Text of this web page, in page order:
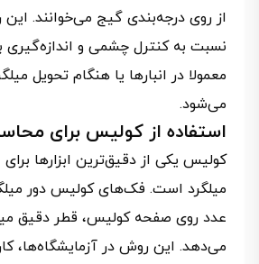
از روی درجه‌بندی گیج می‌خوانند.
نسبت به کنترل چشمی و اندازه‌گیری
معمولا در انبارها یا هنگام تحویل
می‌شود.
استفاده از کولیس برای
کولیس یکی از دقیق‌ترین ابزارها برای
میلگرد است. فک‌های کولیس دور
عدد روی صفحه کولیس، قطر دقیق
می‌دهد. این روش در آزمایشگاه‌ها،